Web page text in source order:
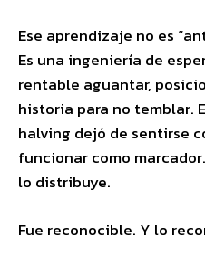
Ese aprendizaje no es
Es una ingeniería de
rentable aguantar,
historia para no temblar.
halving dejó de sentirse
funcionar como
lo distribuye.
Fue reconocible. Y lo